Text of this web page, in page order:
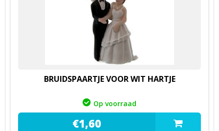
BRUIDSPAARTJE VOOR WIT HARTJE
Op voorraad
€1,60